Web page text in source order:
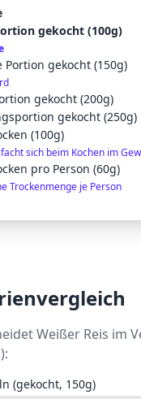
gekocht (100g)
Portion gekocht (150g)
gekocht (200g)
gekocht (250g)
(100g)
sich beim Kochen im
pro Person (60g)
Trockenmenge je Person
Weißer Reis im
(gekocht, 150g)